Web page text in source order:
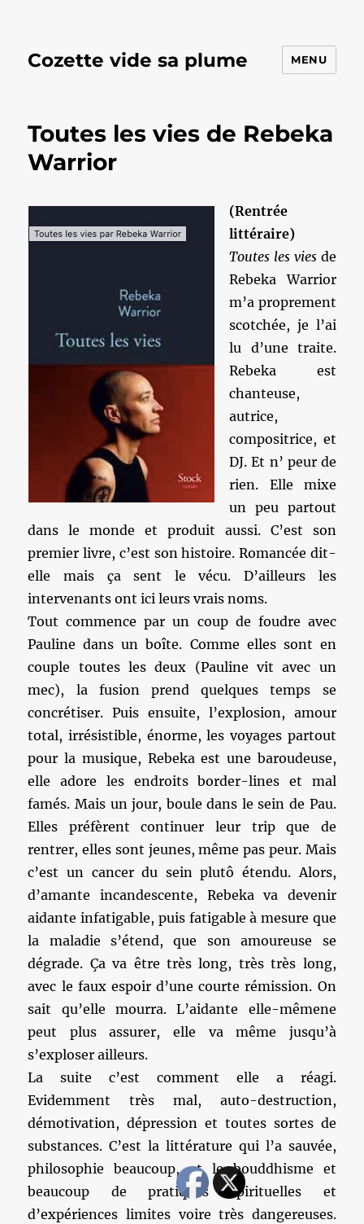
Cozette vide sa plume MENU
Toutes les vies de Rebeka
Warrior
(Rentrée
littéraire)
Toutes les viesde
Rebeka Warrior
m’a proprement
scotchée, je l’ai
lu d’une traite.
Rebeka est
chanteuse,
autrice,
compositrice, et
DJ. Et n’ peur de
rien. Elle mixe
un peu partout
dans le monde et produit aussi. C’est son
premier livre, c’est son histoire. Romancée dit-
elle mais ça sent le vécu. D’ailleurs les
intervenants ont ici leurs vrais noms.
Tout commence par un coup de foudre avec
Pauline dans un boîte. Comme elles sont en
couple toutes les deux (Pauline vit avec un
mec), la fusion prend quelques temps se
concrétiser. Puis ensuite, l’explosion, amour
total, irrésistible, énorme, les voyages partout
pour la musique, Rebeka est une baroudeuse,
elle adore les endroits border-lines et mal
famés. Mais un jour, boule dans le sein de Pau.
Elles préfèrent continuer leur trip que de
rentrer, elles sont jeunes, même pas peur. Mais
c’est un cancer du sein plutô étendu. Alors,
d’amante incandescente, Rebeka va devenir
aidante infatigable, puis fatigable à mesure que
la maladie s’étend, que son amoureuse se
dégrade. Ça va être très long, très très long,
avec le faux espoir d’une courte rémission. On
sait qu’elle mourra. L’aidante elle-mêmene
peut plus assurer, elle va même jusqu’à
s’exploser ailleurs.
La suite c’est comment elle a réagi.
Evidemment très mal, auto-destruction,
démotivation, dépression et toutes sortes de
substances. C’est la littérature qui l’a sauvée,
philosophie beaucoup, et le bouddhisme et
beaucoup de pratiques spirituelles et
d’expériences limites voire très dangereuses.